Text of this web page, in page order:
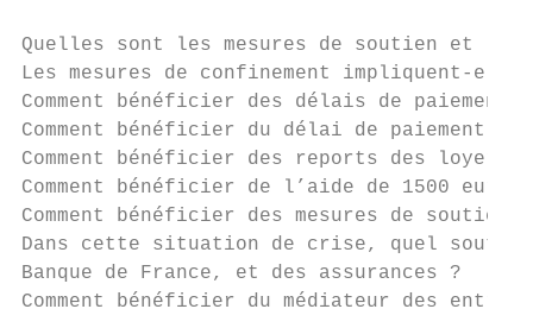
Quelles sont les mesures de soutien et les
Les mesures de confinement impliquent-
Comment bénéficier des délais de paiement
Comment bénéficier du délai de paiement
Comment bénéficier des reports des
Comment bénéficier de l’aide de 1500
Comment bénéficier des mesures de
Dans cette situation de crise, quel
Banque de France, et des assurances ?
Comment bénéficier du médiateur des